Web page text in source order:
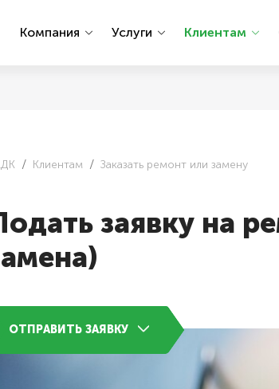
Компания Услуги Клиентам
Клиентам Заказать ремонт или замену
заявку на
ОТПРАВИТЬ ЗАЯВКУ